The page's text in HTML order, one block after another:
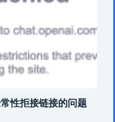
性拒接链接的问题